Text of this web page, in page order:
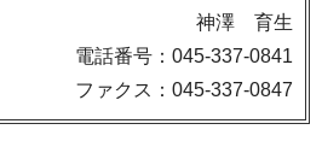
神澤 育生
電話番号：045-337-0841
ファクス：045-337-0847